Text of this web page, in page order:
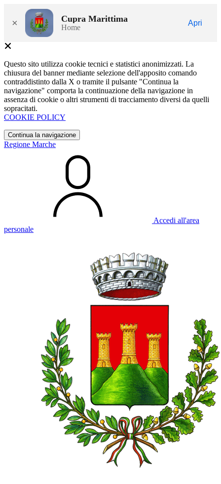
× Cupra Marittima
Home
Apri
Questo sito utilizza cookie tecnici e statistici anonimizzati. La
chiusura del banner mediante selezione dell'apposito comando
contraddistinto dalla X o tramite il pulsante "Continua la
navigazione" comporta la continuazione della navigazione in
assenza di cookie o altri strumenti di tracciamento diversi da quelli
sopracitati.
COOKIE POLICY
Continua la navigazione
Regione Marche
Accedi all'area
personale